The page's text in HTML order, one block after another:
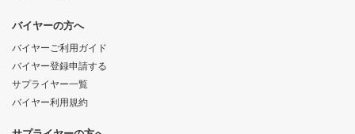
バイヤーの方へ
バイヤーご利用ガイド
バイヤー登録申請する
サプライヤー一覧
バイヤー利用規約